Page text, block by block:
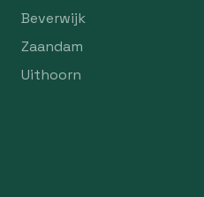
Beverwijk
Zaandam
Uithoorn